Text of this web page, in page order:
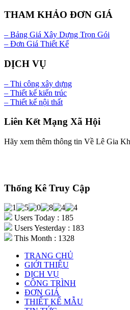
THAM KHẢO ĐƠN GIÁ
– Bảng Giá Xây Dựng Trọn Gói
– Đơn Giá Thiết Kế
DỊCH VỤ
– Thi công xây dựng
– Thiết kế kiến trúc
– Thiết kế nội thất
Liên Kết Mạng Xã Hội
Hãy xem thêm thông tin Về Lê Gia
Thống Kê Truy Cập
Users Today : 185
Users Yesterday : 183
This Month : 1328
TRANG CHỦ
GIỚI THIỆU
DỊCH VỤ
CÔNG TRÌNH
ĐƠN GIÁ
THIẾT KẾ MẪU